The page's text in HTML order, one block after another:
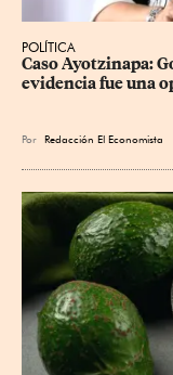
POLÍTICA
Caso Ayotzinapa:
evidencia fue una
Por Redacción El Economista